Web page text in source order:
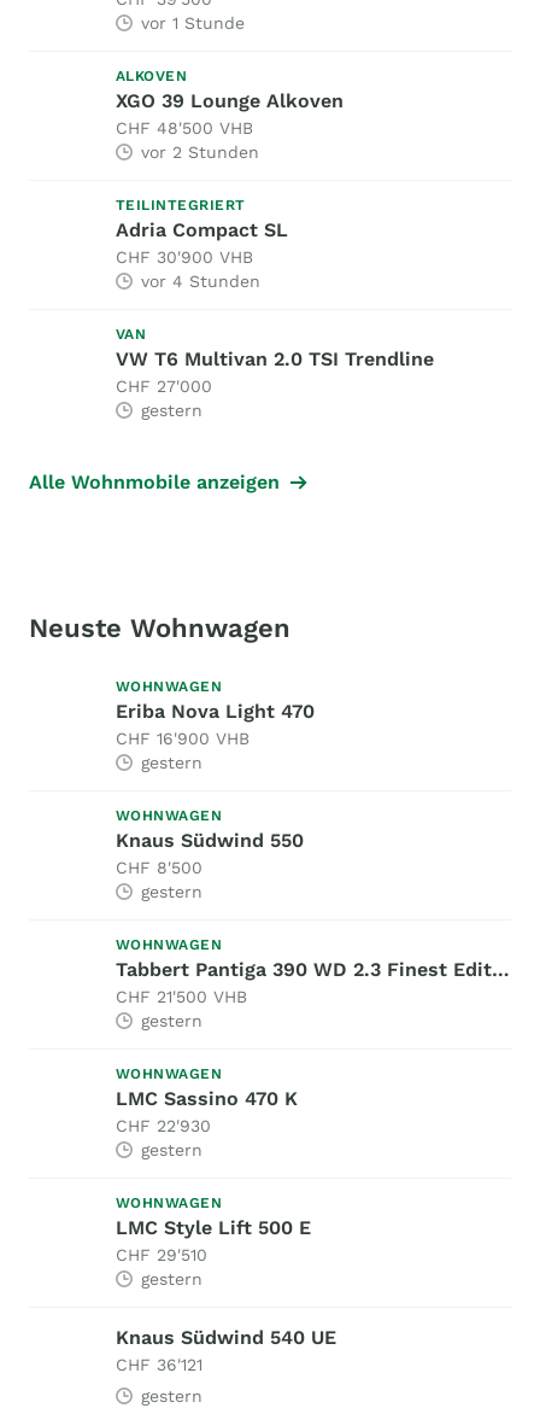
vor 1 Stunde
ALKOVEN
XGO 39 Lounge Alkoven
CHF 48'500 VHB
vor 2 Stunden
TEILINTEGRIERT
Adria Compact SL
CHF 30'900 VHB
vor 4 Stunden
VAN
VW T6 Multivan 2.0 TSI Trendline
CHF 27'000
gestern
Alle Wohnmobile anzeigen
Neuste Wohnwagen
WOHNWAGEN
Eriba Nova Light 470
CHF 16'900 VHB
gestern
WOHNWAGEN
Knaus Südwind 550
CHF 8'500
gestern
WOHNWAGEN
Tabbert Pantiga 390 WD 2.3 Finest Edition
CHF 21'500 VHB
gestern
WOHNWAGEN
LMC Sassino 470 K
CHF 22'930
gestern
WOHNWAGEN
LMC Style Lift 500 E
CHF 29'510
gestern
Knaus Südwind 540 UE
CHF 36'121
gestern